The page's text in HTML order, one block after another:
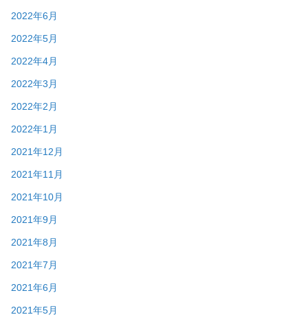
2022年6月
2022年5月
2022年4月
2022年3月
2022年2月
2022年1月
2021年12月
2021年11月
2021年10月
2021年9月
2021年8月
2021年7月
2021年6月
2021年5月